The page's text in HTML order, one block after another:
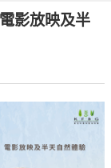
影放映及半